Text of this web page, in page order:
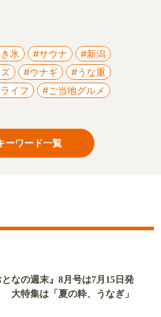
氷 #サウナ
#新潟
#ウナギ
#うな重
イフ
#ご当地グルメ
ーワード一覧
となの週末』8月号は7月15日発
大特集は「夏の粋、うなぎ」